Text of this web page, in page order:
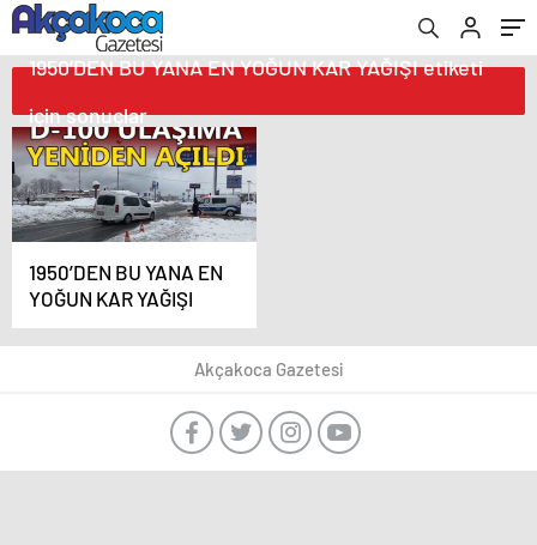
1950’DEN BU YANA EN YOĞUN KAR YAĞIŞI etiketi
için sonuçlar
1950’DEN BU YANA EN
YOĞUN KAR YAĞIŞI
Akçakoca Gazetesi